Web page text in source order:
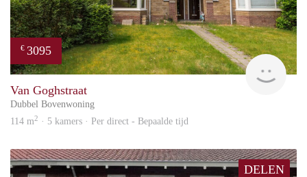
€ 3095
Blinq
Van Goghstraat
Dubbel Bovenwoning
114 m2 · 5 kamers · Per direct - Bepaalde tijd
DELEN